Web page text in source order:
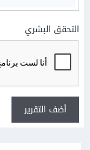
التحقق البشري
أضف التقرير